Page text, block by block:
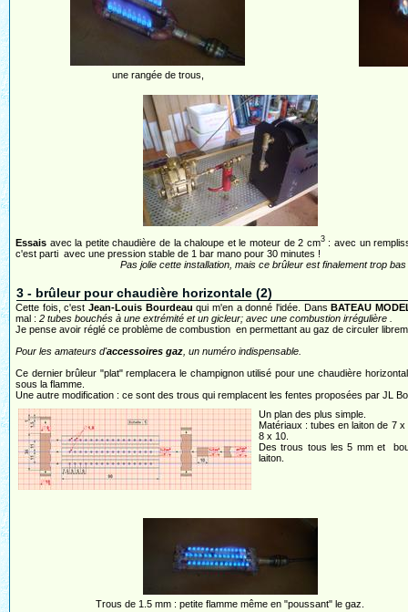
une rangée de trous,
Essais avec la petite chaudière de la chaloupe et le moteur de 2 cm3: avec un
c'est parti avec une pression stable de 1 bar mano pour 30 minutes !
Pas jolie cette installation, mais ce brûleur est finalement trop
3 - brûleur pour chaudière horizontale (2)
Cette fois, c'est Jean-Louis Bourdeau qui m'en a donné l'idée. DansBATEAU
mal : 2 tubes bouchés à une extrémité et un gicleur; avec une combustion irrégulière .
Je pense avoir réglé ce problème de combustion en permettant au gaz de circuler
Pour les amateurs d'accessoires gaz , un numéro indispensable.
Ce dernier brûleur "plat" remplacera le champignon utilisé pour une chaudière
sous la flamme.
Une autre modification : ce sont des trous qui remplacent les fentes proposées par JL
Un plan des plus simple.
Matériaux : tubes en laiton de 7 x
8 x 10.
Des trous tous les 5 mm et
laiton.
Trous de 1.5 mm : petite flamme même en "poussant" le gaz.